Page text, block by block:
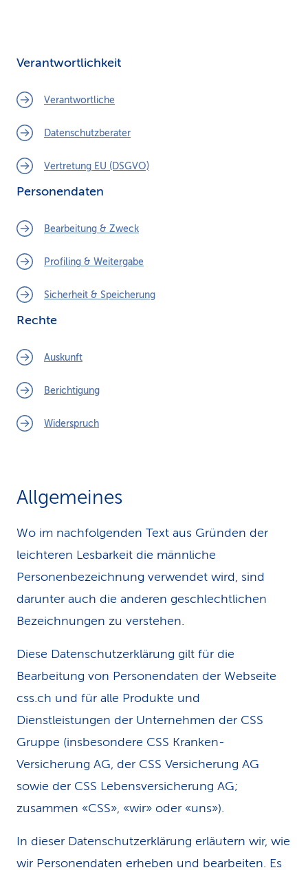
Verantwortlichkeit
Verantwortliche
Datenschutzberater
Vertretung EU (DSGVO)
Personendaten
Bearbeitung & Zweck
Profiling & Weitergabe
Sicherheit & Speicherung
Rechte
Auskunft
Berichtigung
Widerspruch
Allgemeines
Wo im nachfolgenden Text aus Gründen der
leichteren Lesbarkeit die männliche
Personenbezeichnung verwendet wird, sind
darunter auch die anderen geschlechtlichen
Bezeichnungen zu verstehen.
Diese Datenschutzerklärung gilt für die
Bearbeitung von Personendaten der Webseite
css.ch und für alle Produkte und
Dienstleistungen der Unternehmen der CSS
Gruppe (insbesondere CSS Kranken-
Versicherung AG, der CSS Versicherung AG
sowie der CSS Lebensversicherung AG;
zusammen «CSS», «wir» oder «uns»).
In dieser Datenschutzerklärung erläutern wir, wie
wir Personendaten erheben und bearbeiten. Es